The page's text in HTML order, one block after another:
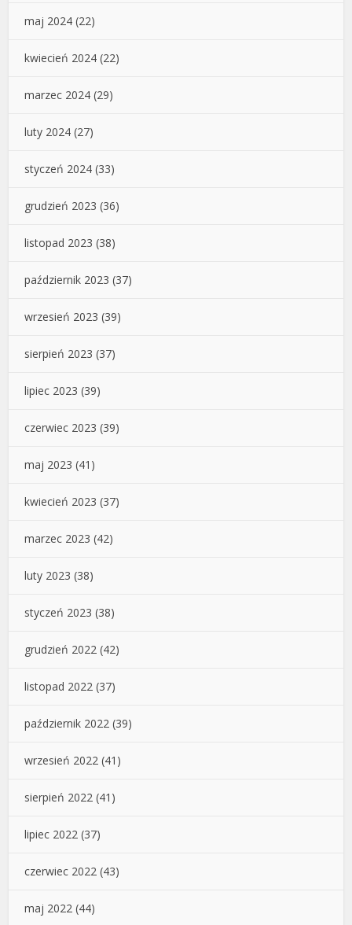
maj 2024 (22)
kwiecień 2024 (22)
marzec 2024 (29)
luty 2024 (27)
styczeń 2024 (33)
grudzień 2023 (36)
listopad 2023 (38)
październik 2023 (37)
wrzesień 2023 (39)
sierpień 2023 (37)
lipiec 2023 (39)
czerwiec 2023 (39)
maj 2023 (41)
kwiecień 2023 (37)
marzec 2023 (42)
luty 2023 (38)
styczeń 2023 (38)
grudzień 2022 (42)
listopad 2022 (37)
październik 2022 (39)
wrzesień 2022 (41)
sierpień 2022 (41)
lipiec 2022 (37)
czerwiec 2022 (43)
maj 2022 (44)